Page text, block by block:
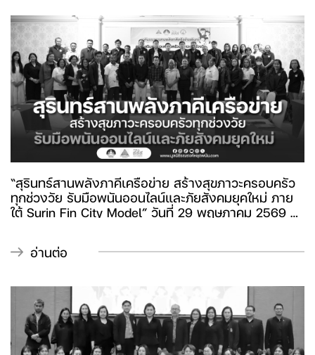
“สุรินทร์สานพลังภาคีเครือข่าย สร้างสุขภาวะครอบครัว
ทุกช่วงวัย รับมือพนันออนไลน์และภัยสังคมยุคใหม่ ภาย
ใต้ Surin Fin City Model” วันที่ 29 พฤษภาคม 2569 ที่
“สถาบันครอบครัวเข้มแข็งจังหวัดสุรินทร์” ร่วมกับ
“มูลนิธิรณรงค์หยุดพนัน” ภายใต้การสนับสนุนของ
เวที “บูรณาการสานพลังภาคีเครือข่ายสุรินทร์สร้าง
เสริมสุขภาวะครอบครัวทุกช่วงวัย” เพื่อแลกเปลี่ยน
สถานการณ์ปัญหา เสริมพลังเครือข่าย และร่วมกันขับ
เคลื่อนงานสร้างเสริมสุขภาวะครอบครัวในระดับพื้นที่
ภายใต้แนวคิด “Surin Fin City Model”
อ่านต่อ